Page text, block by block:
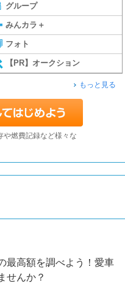
グループ
みんカラ＋
フォト
【PR】オークション
もっと見る
や燃費記録など様々な
最高額を調べよう！愛車
せんか？